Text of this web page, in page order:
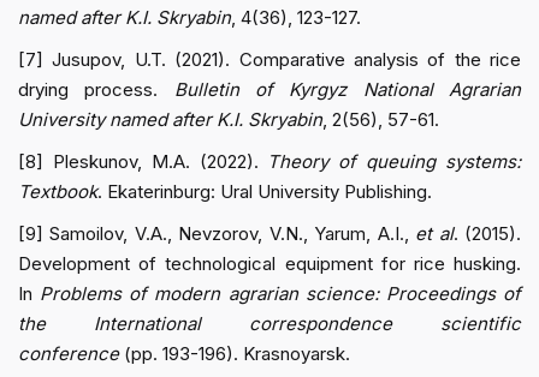
named after K.I. Skryabin, 4(36), 123-127.
[7] Jusupov, U.T. (2021). Comparative analysis of the rice
drying process. Bulletin of Kyrgyz National Agrarian
University named after K.I. Skryabin, 2(56), 57-61.
[8] Pleskunov, M.A. (2022). Theory of queuing systems:
Textbook. Ekaterinburg: Ural University Publishing.
[9] Samoilov, V.A., Nevzorov, V.N., Yarum, A.I., et al. (2015).
Development of technological equipment for rice husking.
In Problems of modern agrarian science: Proceedings of
the International correspondence scientific
conference(pp. 193-196). Krasnoyarsk.